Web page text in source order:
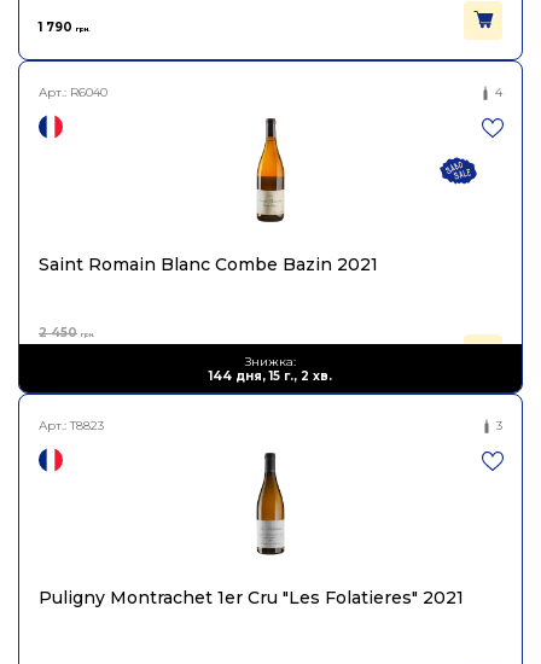
1 790 грн.
Арт.: R6040
Знижка:
144 дня, 15 г., 2 хв.
4
Saint Romain Blanc Combe Bazin 2021
2 450 грн.
Арт.:T8823 3
Puligny Montrachet 1er Cru "Les Folatieres" 2021